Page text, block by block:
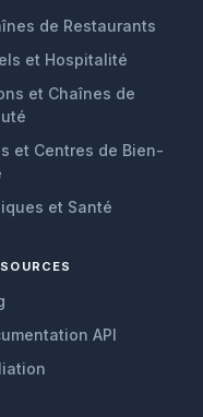
de Restaurants
et Hospitalité
et Chaînes de
et Centres de Bien-
et Santé
API